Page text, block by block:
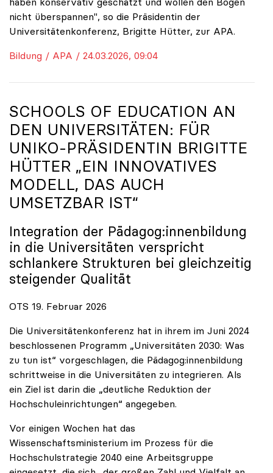
nicht überspannen", so die Präsidentin der
Universitätenkonferenz, Brigitte Hütter, zur APA.
Bildung / APA / 24.03.2026, 09:04
SCHOOLS OF EDUCATION AN
DEN UNIVERSITÄTEN: FÜR
UNIKO-PRÄSIDENTIN BRIGITTE
HÜTTER „EIN INNOVATIVES
MODELL, DAS AUCH
UMSETZBAR IST“
Integration der Pädagog:innenbildung
in die Universitäten verspricht
schlankere Strukturen bei gleichzeitig
steigender Qualität
OTS 19. Februar 2026
Die Universitätenkonferenz hat in ihrem im Juni 2024
beschlossenen Programm „Universitäten 2030: Was
zu tun ist“ vorgeschlagen, die Pädagog:innenbildung
schrittweise in die Universitäten zu integrieren. Als
ein Ziel ist darin die „deutliche Reduktion der
Hochschuleinrichtungen“ angegeben.
Vor einigen Wochen hat das
Wissenschaftsministerium im Prozess für die
Hochschulstrategie 2040 eine Arbeitsgruppe